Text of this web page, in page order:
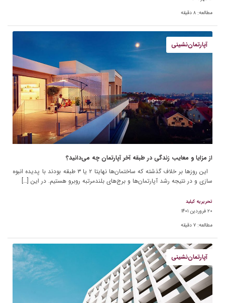
مطالعه: ۸ دقیقه
آپارتمان‌نشینی
از مزایا و معایب زندگی در طبقه آخر آپارتمان چه می‌دانید؟
این روزها بر خلاف گذشته که ساختمان‌ها نهایتا ۲ یا ۳ طبقه بودند با پدیده انبوه
سازی و در نتیجه رشد آپارتمان‌ها و برج‌های بلندمرتبه روبرو هستیم. در این […]
تحریریه کیلید
۲۰ فروردین ۱۴۰۱
مطالعه: ۷ دقیقه
آپارتمان‌نشینی